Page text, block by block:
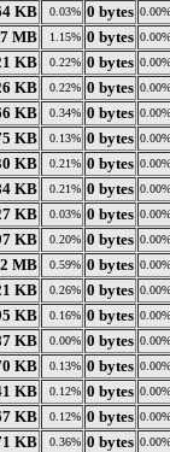
KB 0.03% 0 bytes 0.00%
MB 1.15% 0 bytes 0.00%
KB 0.22% 0 bytes 0.00%
KB 0.22% 0 bytes 0.00%
KB 0.34% 0 bytes 0.00%
KB 0.13% 0 bytes 0.00%
KB 0.21% 0 bytes 0.00%
KB 0.21% 0 bytes 0.00%
KB 0.03% 0 bytes 0.00%
KB 0.20% 0 bytes 0.00%
MB 0.59% 0 bytes 0.00%
KB 0.26% 0 bytes 0.00%
KB 0.16% 0 bytes 0.00%
KB 0.00% 0 bytes 0.00%
KB 0.13% 0 bytes 0.00%
KB 0.12% 0 bytes 0.00%
KB 0.12% 0 bytes 0.00%
KB 0.36% 0 bytes 0.00%